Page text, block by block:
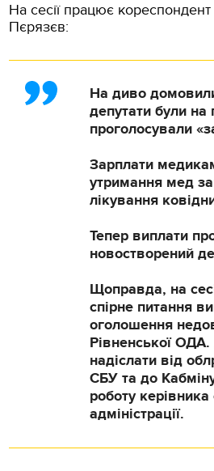
На сесії працює
Пєрязєв:
На диво
депутати були на
проголосували
Зарплати
утримання мед
лікування
Тепер виплати
новостворений
Щоправда, на
спірне питання
оголошення
Рівненської ОДА.
надіслати від
СБУ та до
роботу керівника
адміністрації.